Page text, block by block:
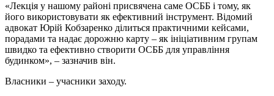
«Лекція у нашому районі присвячена саме ОСББ і тому, як
його використовувати як ефективний інструмент. Відомий
адвокат Юрій Кобзаренко ділиться практичними кейсами,
порадами та надає дорожню карту – як ініціативним групам
швидко та ефективно створити ОСББ для управління
будинком», – зазначив він.
Власники – учасники заходу.